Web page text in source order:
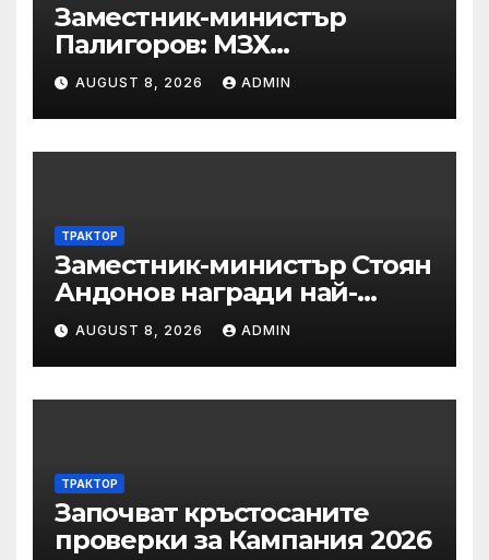
Заместник-министър
Палигоров: МЗХ
предприема комплекс от
мерки за възстановяване
на горите от съхненето и на
полезащитните пояси в
AUGUST 8, 2026 ADMIN
ТРАКТОР
Заместник-министър Стоян
Андонов награди най-
заслужилите спортисти на
ОСК “Левски”
AUGUST 8, 2026 ADMIN
ТРАКТОР
Започват кръстосаните
проверки за Кампания 2026